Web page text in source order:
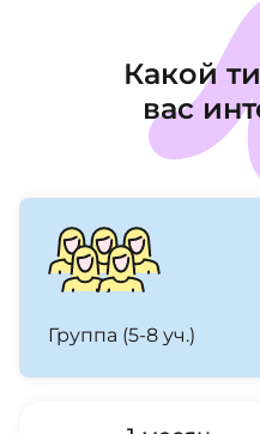
Какой
вас
Группа (5-8 уч.)